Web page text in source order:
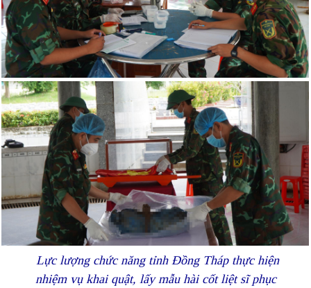
Lực lượng chức năng tỉnh Đồng Tháp thực hiện
nhiệm vụ khai quật, lấy mẫu hài cốt liệt sĩ phục